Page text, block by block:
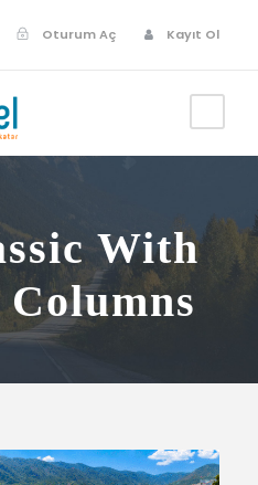
Oturum Aç Kayıt Ol
With